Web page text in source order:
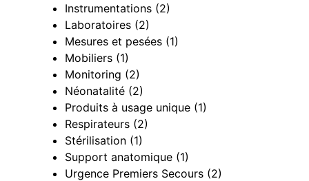
Instrumentations (2)
Laboratoires (2)
Mesures et pesées (1)
Mobiliers (1)
Monitoring (2)
Néonatalité (2)
Produits à usage unique (1)
Respirateurs (2)
Stérilisation (1)
Support anatomique (1)
Urgence Premiers Secours (2)